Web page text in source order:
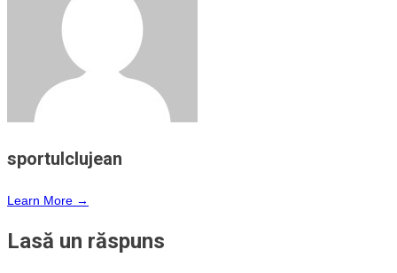
sportulclujean
Learn More →
Lasă un răspuns